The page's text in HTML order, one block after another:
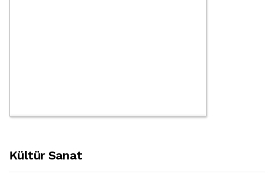
Kültür Sanat